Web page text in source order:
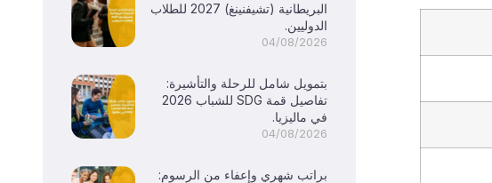
البريطانية (تشيفنينغ) 2027 للطلاب
الدوليين.
04/08/2026
بتمويل شامل للرحلة والتأشيرة:
تفاصيل قمة SDG للشباب 2026
في ماليزيا.
04/08/2026
براتب شهري وإعفاء من الرسوم: